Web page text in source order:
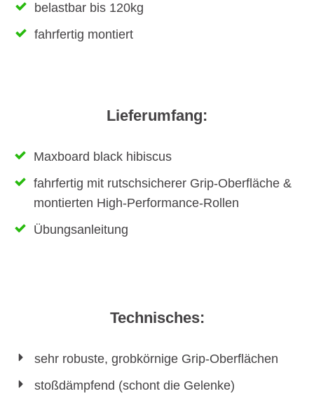
belastbar bis 120kg
fahrfertig montiert
Lieferumfang:
Maxboard black hibiscus
fahrfertig mit rutschsicherer Grip-Oberfläche &
montierten High-Performance-Rollen
Übungsanleitung
Technisches:
sehr robuste, grobkörnige Grip-Oberflächen
stoßdämpfend (schont die Gelenke)